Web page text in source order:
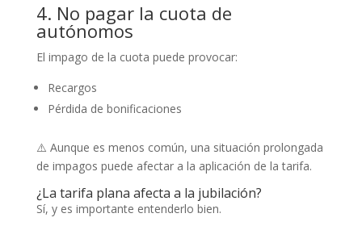
4. No pagar la cuota de
autónomos
El impago de la cuota puede provocar:
Recargos
Pérdida de bonificaciones
⚠️ Aunque es menos común, una situación prolongada
de impagos puede afectar a la aplicación de la tarifa.
¿La tarifa plana afecta a la jubilación?
Sí, y es importante entenderlo bien.